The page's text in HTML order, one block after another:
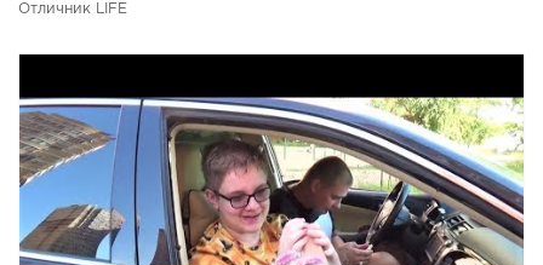
Отличник LIFE